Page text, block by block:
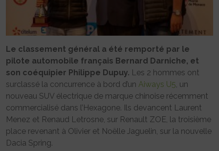
Le classement général a été remporté par le
pilote automobile français Bernard Darniche, et
son coéquipier Philippe Dupuy. Les 2 hommes ont
surclassé la concurrence à bord d’un Aiways U5, un
nouveau SUV électrique de marque chinoise récemment
commercialisé dans l’Hexagone. Ils devancent Laurent
Menez et Renaud Letrosne, sur Renault ZOE, la troisième
place revenant à Olivier et Noëlle Jaguelin, sur la nouvelle
Dacia Spring.